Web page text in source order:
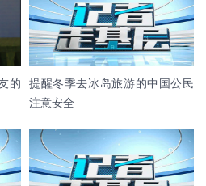
的
提醒冬季去冰岛旅游的中国公民
注意安全